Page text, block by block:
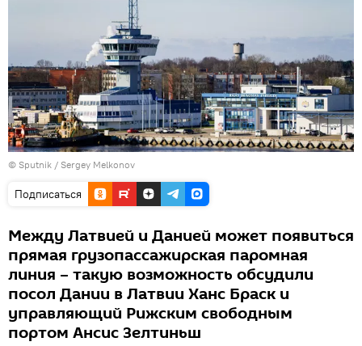
© Sputnik / Sergey Melkonov
Подписаться
Между Латвией и Данией может появиться
прямая грузопассажирская паромная
линия – такую возможность обсудили
посол Дании в Латвии Ханс Браск и
управляющий Рижским свободным
портом Ансис Зелтиньш